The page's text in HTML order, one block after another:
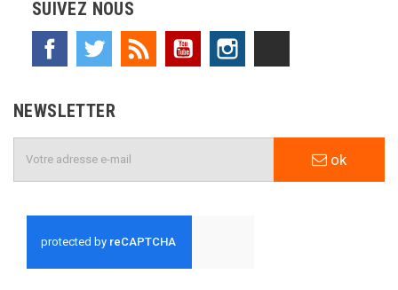
SUIVEZ NOUS
Facebook Twitter Rss YouTube
NEWSLETTER
ok